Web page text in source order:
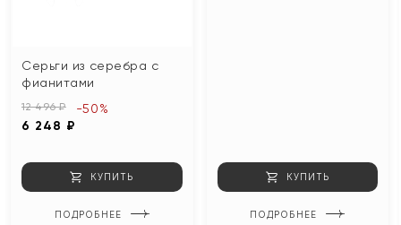
Серьги из серебра с
фианитами
12 496 ₽
6 248 ₽
-50%
КУПИТЬ
ПОДРОБНЕЕ
КУПИТЬ
ПОДРОБНЕЕ